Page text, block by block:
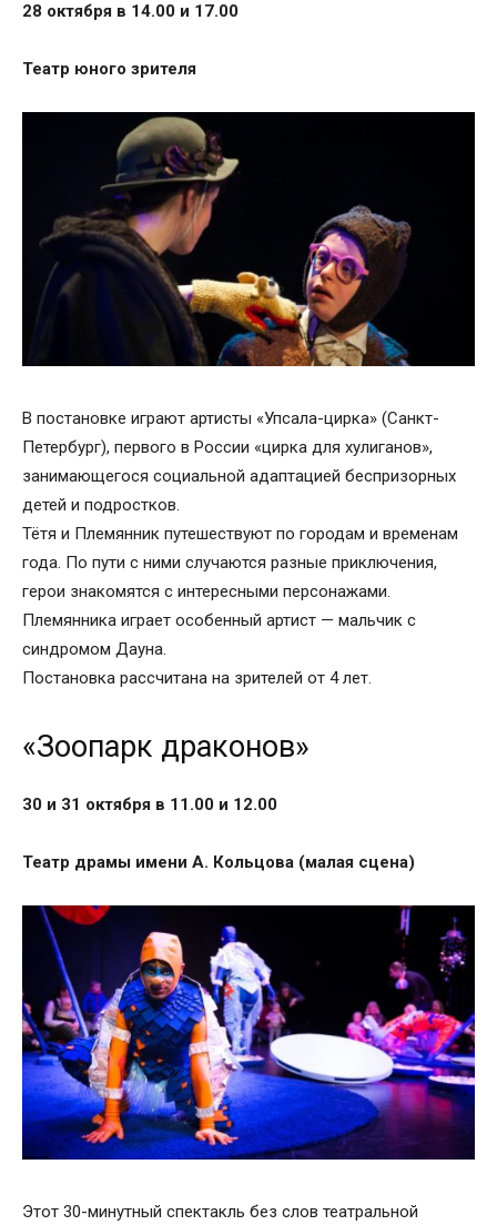
28 октября в 14.00 и 17.00
Театр юного зрителя
В постановке играют артисты «Упсала-цирка» (Санкт-
Петербург), первого в России «цирка для хулиганов»,
занимающегося социальной адаптацией беспризорных
детей и подростков.
Тётя и Племянник путешествуют по городам и временам
года. По пути с ними случаются разные приключения,
герои знакомятся с интересными персонажами.
Племянника играет особенный артист — мальчик с
синдромом Дауна.
Постановка рассчитана на зрителей от 4 лет.
«Зоопарк драконов»
30 и 31 октября в 11.00 и 12.00
Театр драмы имени А. Кольцова (малая сцена)
Этот 30-минутный спектакль без слов театральной